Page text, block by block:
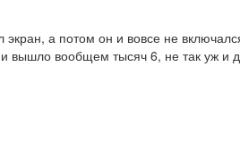
а потом он и вовсе не
вышло вообщем тысяч 6, не так уж и